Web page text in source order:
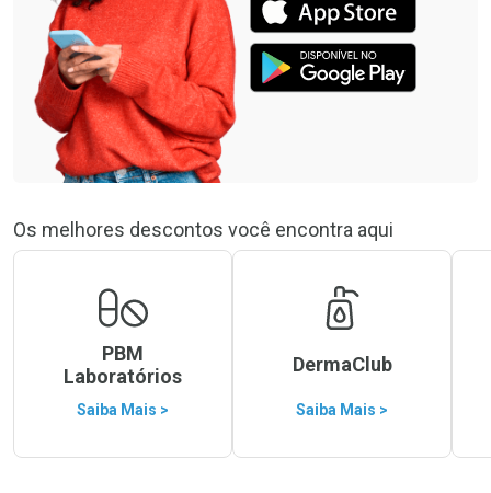
Os melhores descontos você encontra aqui
PBM
Laboratórios
Saiba Mais >
DermaClub
Saiba Mais >